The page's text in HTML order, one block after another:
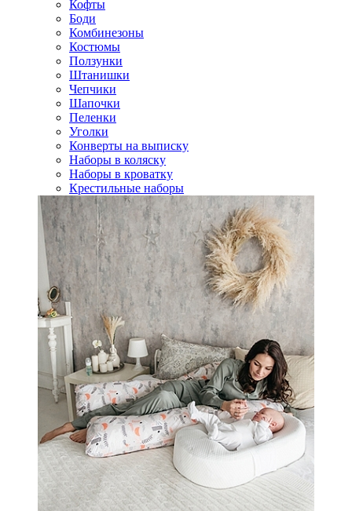
Кофты
Боди
Комбинезоны
Костюмы
Ползунки
Штанишки
Чепчики
Шапочки
Пеленки
Уголки
Конверты на выписку
Наборы в коляску
Наборы в кроватку
Крестильные наборы